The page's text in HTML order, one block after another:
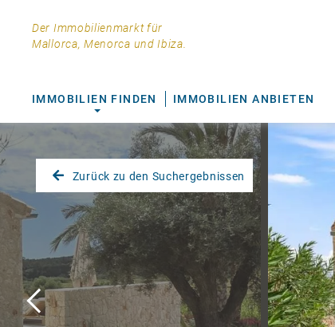
Der Immobilienmarkt für
Mallorca, Menorca und Ibiza.
IMMOBILIEN FINDEN IMMOBILIEN ANBIETEN
Zurück zu den Suchergebnissen